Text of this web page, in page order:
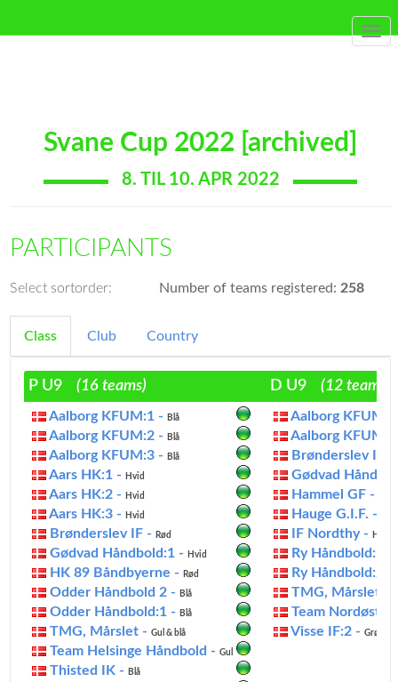
Svane Cup 2022 [archived]
8. TIL 10. APR 2022
PARTICIPANTS
Number of teams registered: 258
Select sortorder:
Class Club Country
P U9 (16 teams) D U9 (12 teams)
Aalborg KFUM:1 - Blå
Aalborg KFUM:2 - Blå
Aalborg KFUM:3 - Blå
Aars HK:1 - Hvid
Aars HK:2 - Hvid
Aars HK:3 - Hvid
Brønderslev IF - Rød
Gødvad Håndbold:1 - Hvid
HK 89 Båndbyerne - Rød
Odder Håndbold 2 - Blå
Odder Håndbold:1 - Blå
TMG, Mårslet - Gul & blå
Team Helsinge Håndbold - Gul
Thisted IK - Blå
Aalborg KFUM -
Aalborg
Brønderslev IF -
Gødvad
Hammel GF -
Hauge G.I.F. -
IF Nordthy - Hvid
Ry Håndbold:1 -
Ry Håndbold:2 -
TMG, Mårslet -
Team Nordøst -
Visse IF:2 - Grøn